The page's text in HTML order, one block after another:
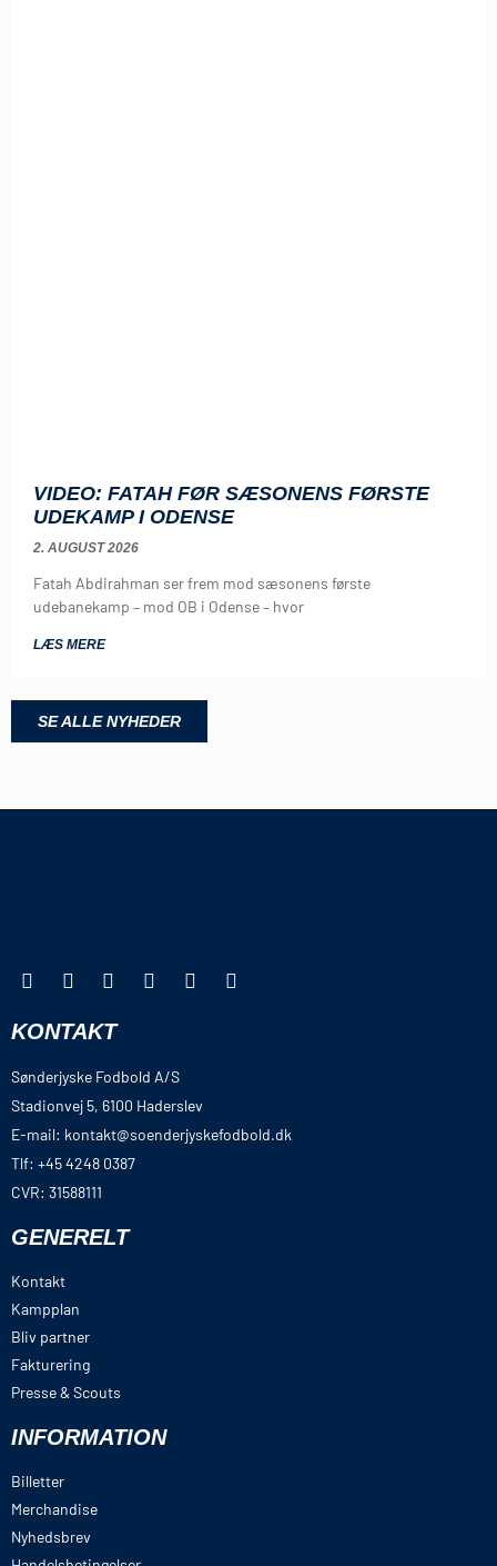
VIDEO: FATAH FØR SÆSONENS FØRSTE
UDEKAMP I ODENSE
2. AUGUST 2026
Fatah Abdirahman ser frem mod sæsonens første
udebanekamp – mod OB i Odense – hvor
LÆS MERE
SE ALLE NYHEDER
KONTAKT
Sønderjyske Fodbold A/S
Stadionvej 5, 6100 Haderslev
E-mail: kontakt@soenderjyskefodbold.dk
Tlf: +45 4248 0387
CVR: 31588111
GENERELT
Kontakt
Kampplan
Bliv partner
Fakturering
Presse & Scouts
INFORMATION
Billetter
Merchandise
Nyhedsbrev